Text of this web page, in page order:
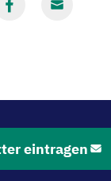
eintragen